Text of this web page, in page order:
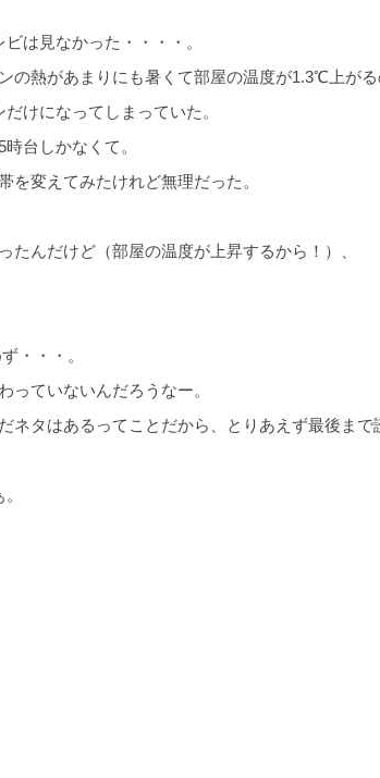
は見なかった・・・・。
の熱があまりにも暑くて部屋の温度が1.3℃上が
けになってしまっていた。
台しかなくて。
を変えてみたけれど無理だった。
んだけど（部屋の温度が上昇するから！）、
・・・。
っていないんだろうなー。
ネタはあるってことだから、とりあえず最後まで